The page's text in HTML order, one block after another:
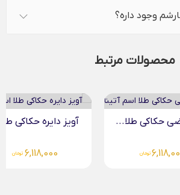
وجود داره؟
محصولات مرتبط
طلا... آویز دایره حکاکی طلا...
تومان